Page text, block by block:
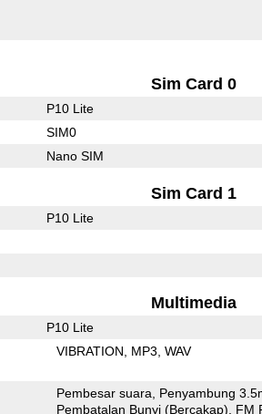
Sim Card 0
P10 Lite
SIM0
Nano SIM
Sim Card 1
P10 Lite
Multimedia
P10 Lite
VIBRATION MP3 WAV
Pembesar suara
Penyambung
Pembatalan Bunyi (Bercakap)
FM